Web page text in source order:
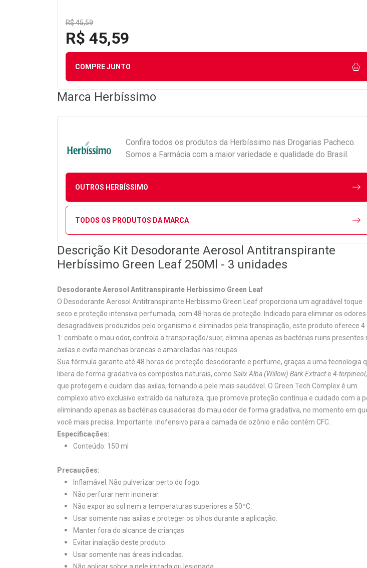
R$ 45,59
R$ 45,59
COMPRE JUNTO
Marca Herbíssimo
Confira todos os produtos da Herbíssimo nas Drogarias Pacheco.
Somos a Farmácia com a maior variedade e qualidade do Brasil.
OUTROS HERBÍSSIMO
TODOS OS PRODUTOS DA MARCA
Descrição Kit Desodorante Aerosol Antitranspirante
Herbíssimo Green Leaf 250Ml - 3 unidades
Desodorante Aerosol Antitranspirante Herbíssimo Green Leaf
O Desodorante Aerosol Antitranspirante Herbíssimo Green Leaf proporciona um agradável toque
seco e proteção intensiva perfumada, com 48 horas de proteção. Indicado para eliminar os odores
desagradáveis produzidos pelo organismo e eliminados pela transpiração, este produto oferece 4
1: combate o mau odor, controla a transpiração/suor, elimina apenas as bactérias ruins presentes
axilas e evita manchas brancas e amareladas nas roupas.
Sua fórmula garante até 48 horas de proteção desodorante e perfume, graças a uma tecnologia
libera de forma gradativa os compostos naturais, como Salix Alba (Willow) Bark Extracte 4-terpineol,
que protegem e cuidam das axilas, tornando a pele mais saudável. O Green Tech Complex é um
complexo ativo exclusivo extraído da natureza, que promove proteção contínua e cuidado com a
eliminando apenas as bactérias causadoras do mau odor de forma gradativa, no momento em
você mais precisa. Importante: inofensivo para a camada de ozônio e não contém CFC.
Especificações:
Conteúdo: 150 ml
Precauções:
Inflamável. Não pulverizar perto do fogo.
Não perfurar nem incinerar.
Não expor ao sol nem a temperaturas superiores a 50ºC.
Usar somente nas axilas e proteger os olhos durante a aplicação.
Manter fora do alcance de crianças.
Evitar inalação deste produto.
Usar somente nas áreas indicadas.